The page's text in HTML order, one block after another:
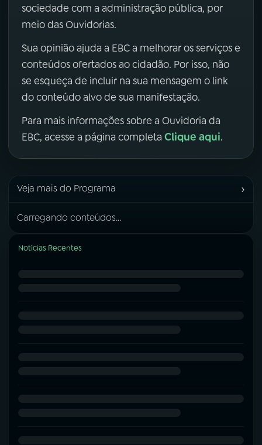
sociedade com a administração pública, por
meio das Ouvidorias.
Sua opinião ajuda a EBC a melhorar os serviços e
conteúdos ofertados ao cidadão. Por isso, não
se esqueça de incluir na sua mensagem o link
do conteúdo alvo de sua manifestação.
Para mais informações sobre a Ouvidoria da
EBC, acesse a página completa Clique aqui.
Veja mais do Programa ›
Carregando conteúdos...
Notícias Recentes